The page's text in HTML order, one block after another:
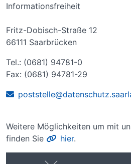
Informationsfreiheit
Fritz-Dobisch-Straße 12
66111 Saarbrücken
Tel.: (0681) 94781-0
Fax: (0681) 94781-29
Weitere Möglichkeiten um mit
finden Sie
hier.